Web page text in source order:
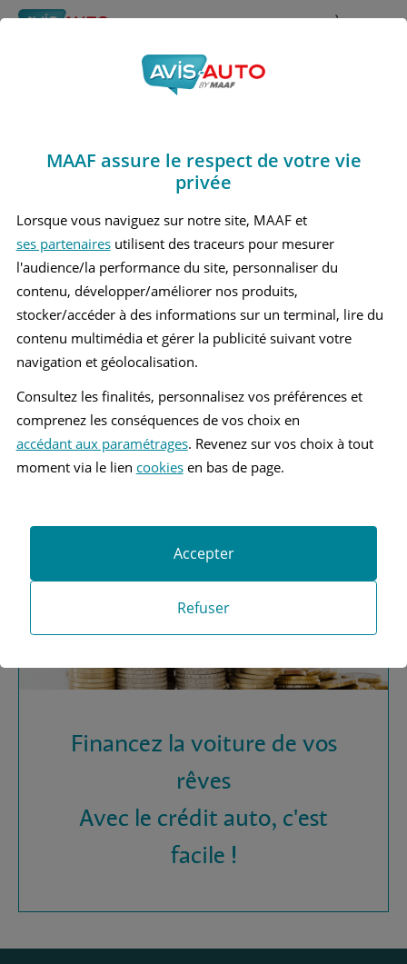
Rechercher À propos
Obtenir un devis d'assurance auto MAAF
Avis Toyota Previa
TOYOTA PREVIA 1 MONOSPACE
Vous recherchez une
assurance automobile ?
Obtenez vos devis MAAF
Financez la voiture de vos
rêves
Avec le crédit auto, c'est
facile !
MAAF assure le respect de votre vie
privée
Lorsque vous naviguez sur notre site, MAAF et
ses partenairesutilisent des traceurs pour mesurer
l'audience/la performance du site, personnaliser du
contenu, développer/améliorer nos produits,
stocker/accéder à des informations sur un terminal, lire du
contenu multimédia et gérer la publicité suivant votre
navigation et géolocalisation.
Consultez les finalités, personnalisez vos préférences et
comprenez les conséquences de vos choix en
accédant aux paramétrages. Revenez sur vos choix à tout
moment via le lien cookiesen bas de page.
Refuser
Accepter